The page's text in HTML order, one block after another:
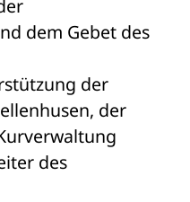
dem Gebet des
der
der
des